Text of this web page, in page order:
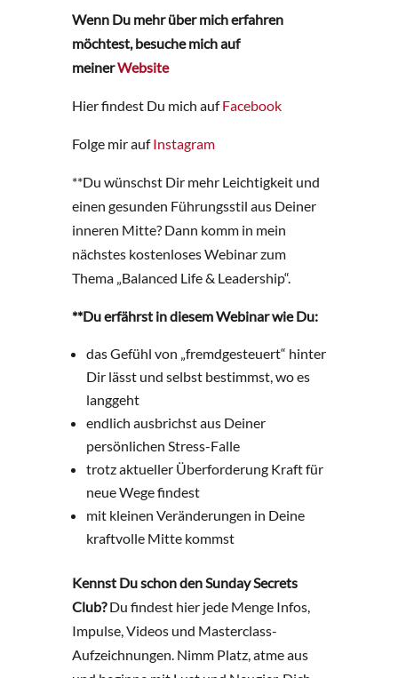
Wenn Du mehr über mich erfahren
möchtest, besuche mich auf
meinerWebsite
Hier findest Du mich aufFacebook
Folge mir aufInstagram
**Du wünschst Dir mehr Leichtigkeit und
einen gesunden Führungsstil aus Deiner
inneren Mitte? Dann komm in mein
nächstes kostenloses Webinar zum
Thema „Balanced Life & Leadership“.
**Du erfährst in diesem Webinar wie Du:
das Gefühl von „fremdgesteuert“ hinter
Dir lässt und selbst bestimmst, wo es
langgeht
endlich ausbrichst aus Deiner
persönlichen Stress-Falle
trotz aktueller Überforderung Kraft für
neue Wege findest
mit kleinen Veränderungen in Deine
kraftvolle Mitte kommst
Kennst Du schon den Sunday Secrets
Club?Du findest hier jede Menge Infos,
Impulse, Videos und Masterclass-
Aufzeichnungen. Nimm Platz, atme aus